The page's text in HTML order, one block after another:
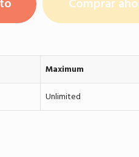
Maximum
Unlimited